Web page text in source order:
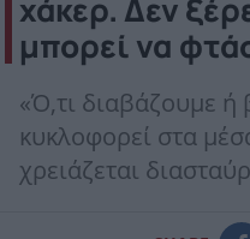
χάκερ. Δεν
μπορεί να
«Ό,τι διαβάζουμε ή
κυκλοφορεί στα
χρειάζεται